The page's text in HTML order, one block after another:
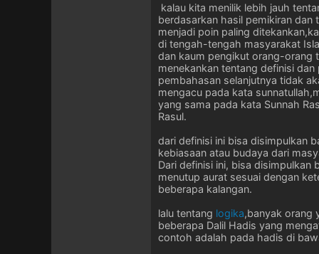
kalau kita menilik lebih jauh
berdasarkan hasil pemikiran
menjadi poin paling
di tengah-tengah masyarakat
dan kaum pengikut orang-orang
menekankan tentang definisi
pembahasan selanjutnya tidak
mengacu pada kata
yang sama pada kata Sunnah
Rasul.
dari definisi ini bisa disimpulkan
kebiasaan atau budaya dari
Dari definisi ini, bisa
menutup aurat sesuai dengan
beberapa kalangan.
lalu tentang logika,banyak orang
beberapa Dalil Hadis yang
contoh adalah pada hadis di